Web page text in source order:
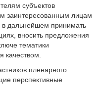
субъектов
заинтересованным лицам
дальнейшем принимать
вносить предложения
тематики
качеством.
пленарного
перспективные